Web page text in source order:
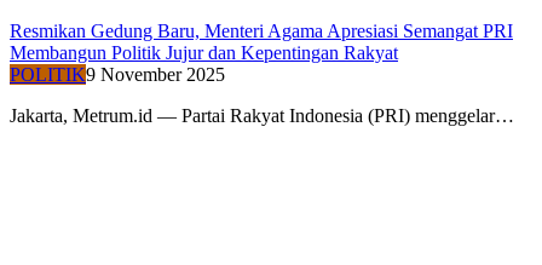
Resmikan Gedung Baru, Menteri Agama Apresiasi Semangat PRI
Membangun Politik Jujur dan Kepentingan Rakyat
POLITIK9 November 2025
Jakarta, Metrum.id — Partai Rakyat Indonesia (PRI) menggelar…